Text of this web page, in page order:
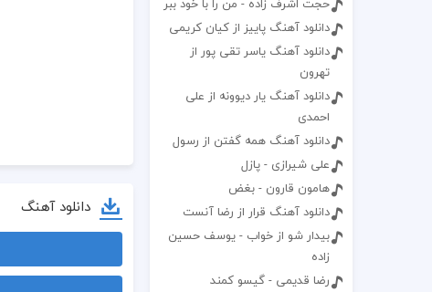
دانلود آهنگ پاییز از کیان کریمی
دانلود آهنگ یاسر تقی پور از
تهرون
دانلود آهنگ یار دیوونه از علی
احمدی
دانلود آهنگ همه گفتن از رسول
علی شیرازی - پازل
هامون قارون - بغض
دانلود آهنگ قرار از رضا آنست
بیدار شو از خواب - یوسف حسین
زاده
رضا قدیمی - گیسو کمند
دانلود آهنگ